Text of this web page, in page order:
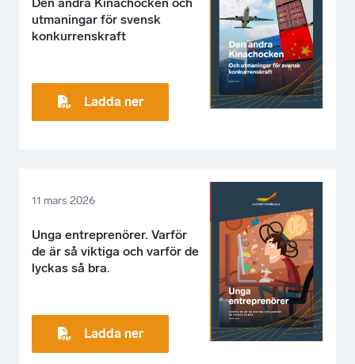
utmaningar för svensk
konkurrenskraft
Ladda ner
11 mars 2026
Unga entreprenörer. Varför
de är så viktiga och varför de
lyckas så bra.
Ladda ner